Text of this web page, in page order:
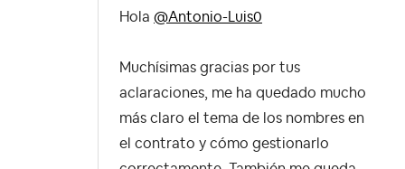
Hola @Antonio-Luis0
Muchísimas gracias por tus
aclaraciones, me ha quedado mucho
más claro el tema de los nombres en
el contrato y cómo gestionarlo